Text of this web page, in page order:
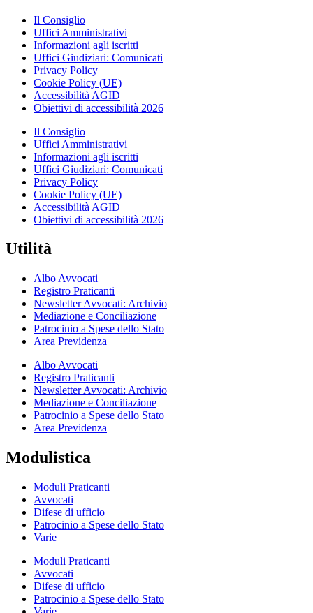
Il Consiglio
Uffici Amministrativi
Informazioni agli iscritti
Uffici Giudiziari: Comunicati
Privacy Policy
Cookie Policy (UE)
Accessibilità AGID
Obiettivi di accessibilità 2026
Il Consiglio
Uffici Amministrativi
Informazioni agli iscritti
Uffici Giudiziari: Comunicati
Privacy Policy
Cookie Policy (UE)
Accessibilità AGID
Obiettivi di accessibilità 2026
Utilità
Albo Avvocati
Registro Praticanti
Newsletter Avvocati: Archivio
Mediazione e Conciliazione
Patrocinio a Spese dello Stato
Area Previdenza
Albo Avvocati
Registro Praticanti
Newsletter Avvocati: Archivio
Mediazione e Conciliazione
Patrocinio a Spese dello Stato
Area Previdenza
Modulistica
Moduli Praticanti
Avvocati
Difese di ufficio
Patrocinio a Spese dello Stato
Varie
Moduli Praticanti
Avvocati
Difese di ufficio
Patrocinio a Spese dello Stato